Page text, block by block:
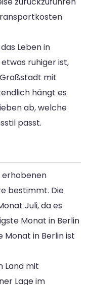
Leben in
ruhiger ist,
mit
hängt es
ab, welche
passt.
erhobenen
bestimmt. Die
Juli, da es
Monat in Berlin
Monat in Berlin ist
Land mit
Lage im